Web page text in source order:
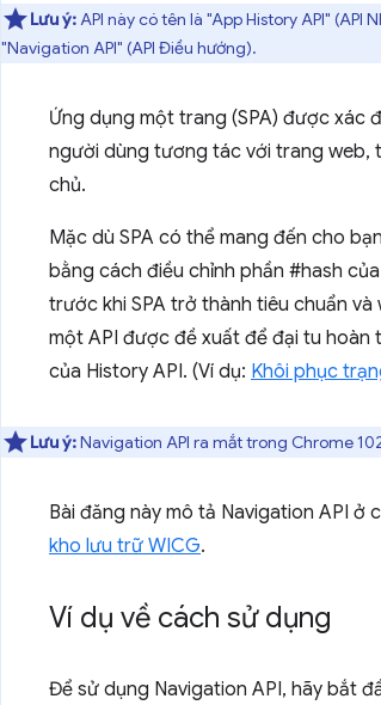
Lưu ý:API này có tên là "App History API"
"Navigation API" (API Điều hướng).
Ứng dụng một trang (SPA) được xác
người dùng tương tác với trang web,
chủ.
Mặc dù SPA có thể mang đến cho
bằng cách điều chỉnh phần #hash
trước khi SPA trở thành tiêu chuẩn
một API được đề xuất để đại tu hoàn
của History API. (Ví dụ: Khôi phục
Lưu ý:Navigation API ra mắt trong Chrome
Bài đăng này mô tả Navigation API
kho lưu trữ WICG.
Ví dụ về cách sử dụng
Để sử dụng Navigation API, hãy bắt